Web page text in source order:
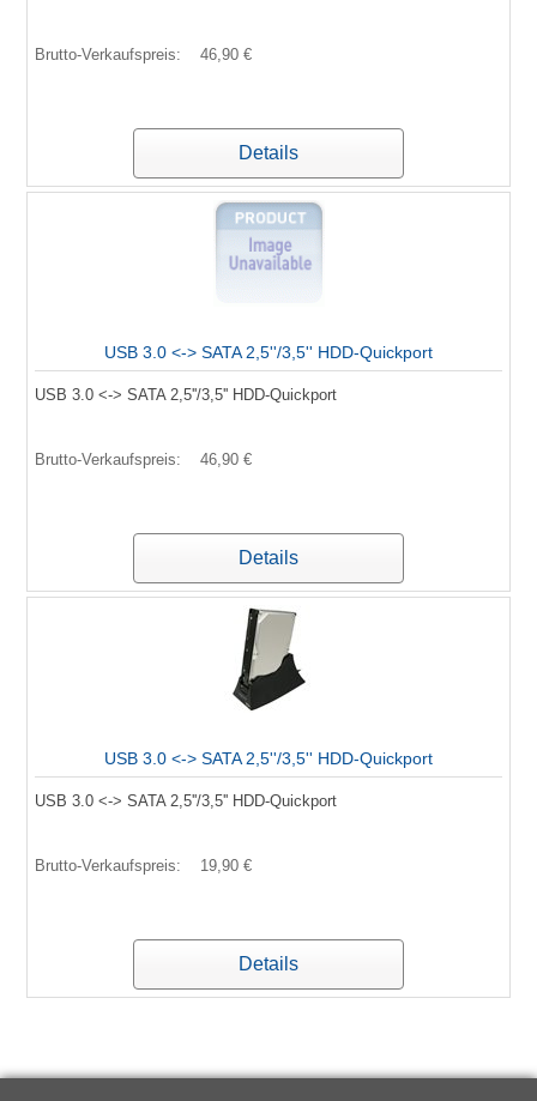
Brutto-Verkaufspreis: 46,90 €
Details
USB 3.0 <-> SATA 2,5''/3,5'' HDD-Quickport
USB 3.0 <-> SATA 2,5''/3,5'' HDD-Quickport
Brutto-Verkaufspreis: 46,90 €
Details
USB 3.0 <-> SATA 2,5''/3,5'' HDD-Quickport
USB 3.0 <-> SATA 2,5''/3,5'' HDD-Quickport
Brutto-Verkaufspreis: 19,90 €
Details